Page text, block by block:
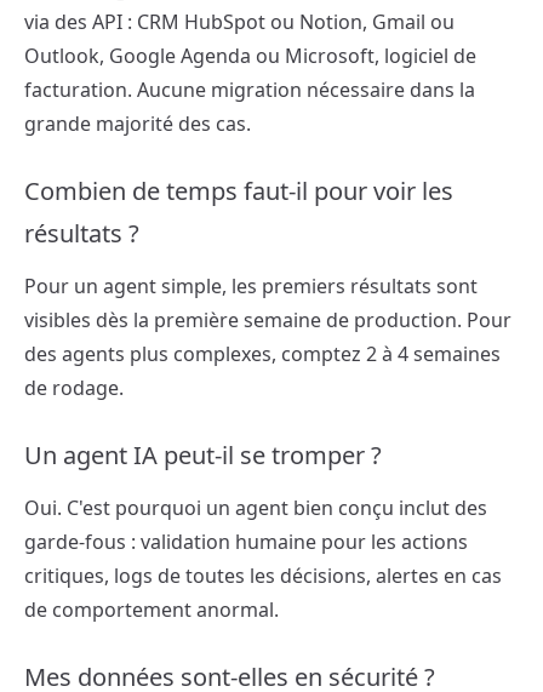
via des API : CRM HubSpot ou Notion, Gmail ou
Outlook, Google Agenda ou Microsoft, logiciel de
facturation. Aucune migration nécessaire dans la
grande majorité des cas.
Combien de temps faut-il pour voir les
résultats ?
Pour un agent simple, les premiers résultats sont
visibles dès la première semaine de production. Pour
des agents plus complexes, comptez 2 à 4 semaines
de rodage.
Un agent IA peut-il se tromper ?
Oui. C'est pourquoi un agent bien conçu inclut des
garde-fous : validation humaine pour les actions
critiques, logs de toutes les décisions, alertes en cas
de comportement anormal.
Mes données sont-elles en sécurité ?